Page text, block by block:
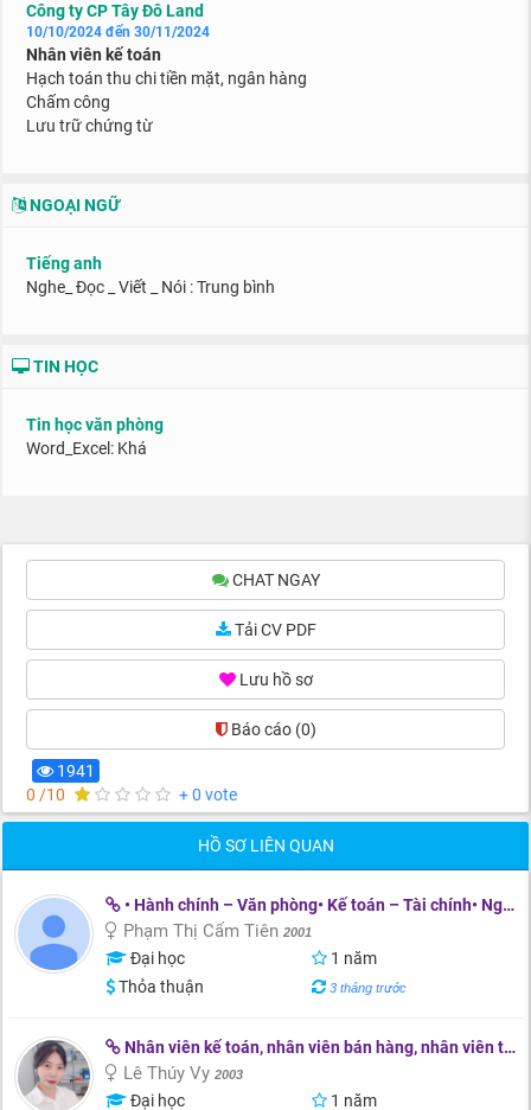
Công ty CP Tây Đô Land
10/10/2024 đến 30/11/2024
Nhân viên kế toán
Hạch toán thu chi tiền mặt, ngân hàng
Chấm công
Lưu trữ chứng từ
NGOẠI NGỮ
Tiếng anh
Nghe_ Đọc _ Viết _ Nói : Trung bình
TIN HỌC
Tin học văn phòng
Word_Excel: Khá
CHAT NGAY
Tải CV PDF
Lưu hồ sơ
Báo cáo (0)
1941
0 /10
+ 0 vote
HỒ SƠ LIÊN QUAN
• Hành chính – Văn phòng• Kế toán – Tài chính• Ngân hàng – Tư vấn khách hàng
Phạm Thị Cẩm Tiên 2001
Đại học
1 năm
Thỏa thuận
3 tháng trước
Nhân viên kế toán, nhân viên bán hàng, nhân viên thu ngân, nhân viên kinh doanh
Lê Thúy Vy 2003
Đại học 1 năm